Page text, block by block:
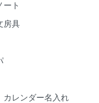
ート
房具
カレンダー名入れ